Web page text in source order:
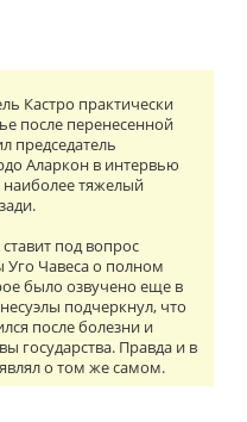
Кастро практически
после перенесенной
председатель
Аларкон в интервью
наиболее тяжелый
под вопрос
Уго Чавеса о полном
было озвучено еще в
подчеркнул, что
после болезни и
государства. Правда и в
о том же самом.